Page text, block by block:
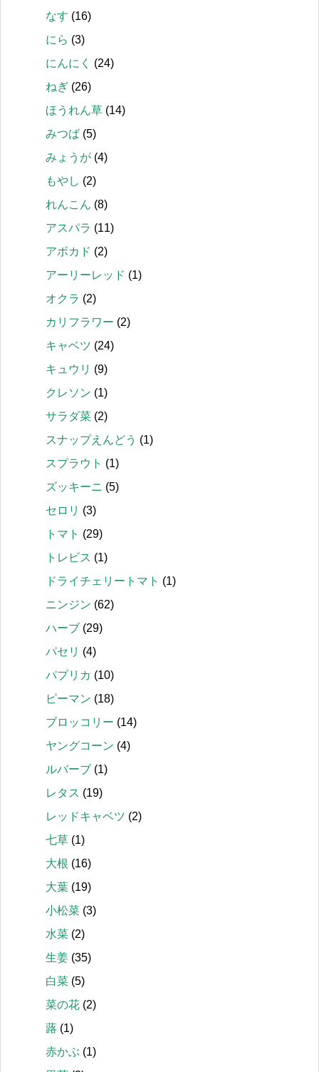
なす (16)
にら (3)
にんにく
(24)
ねぎ (26)
ほうれん草 (14)
みつば (5)
みょうが (4)
もやし (2)
れんこん (8)
アスパラ (11)
アボカド (2)
アーリーレッド (1)
オクラ (2)
カリフラワー (2)
キャベツ (24)
キュウリ (9)
クレソン (1)
サラダ菜 (2)
スナップえんどう (1)
スプラウト (1)
ズッキーニ (5)
セロリ (3)
トマト (29)
トレビス (1)
ドライチェリートマト (1)
ニンジン (62)
ハーブ (29)
パセリ (4)
パプリカ (10)
ピーマン (18)
ブロッコリー (14)
ヤングコーン (4)
ルバーブ (1)
レタス (19)
レッドキャベツ (2)
七草 (1)
大根 (16)
大葉 (19)
小松菜 (3)
水菜 (2)
生姜 (35)
白菜 (5)
菜の花 (2)
蕗 (1)
赤かぶ (1)